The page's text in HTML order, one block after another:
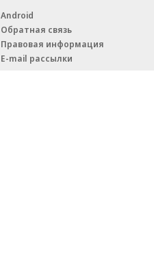
Android
Обратная связь
Правовая информация
E-mail рассылки